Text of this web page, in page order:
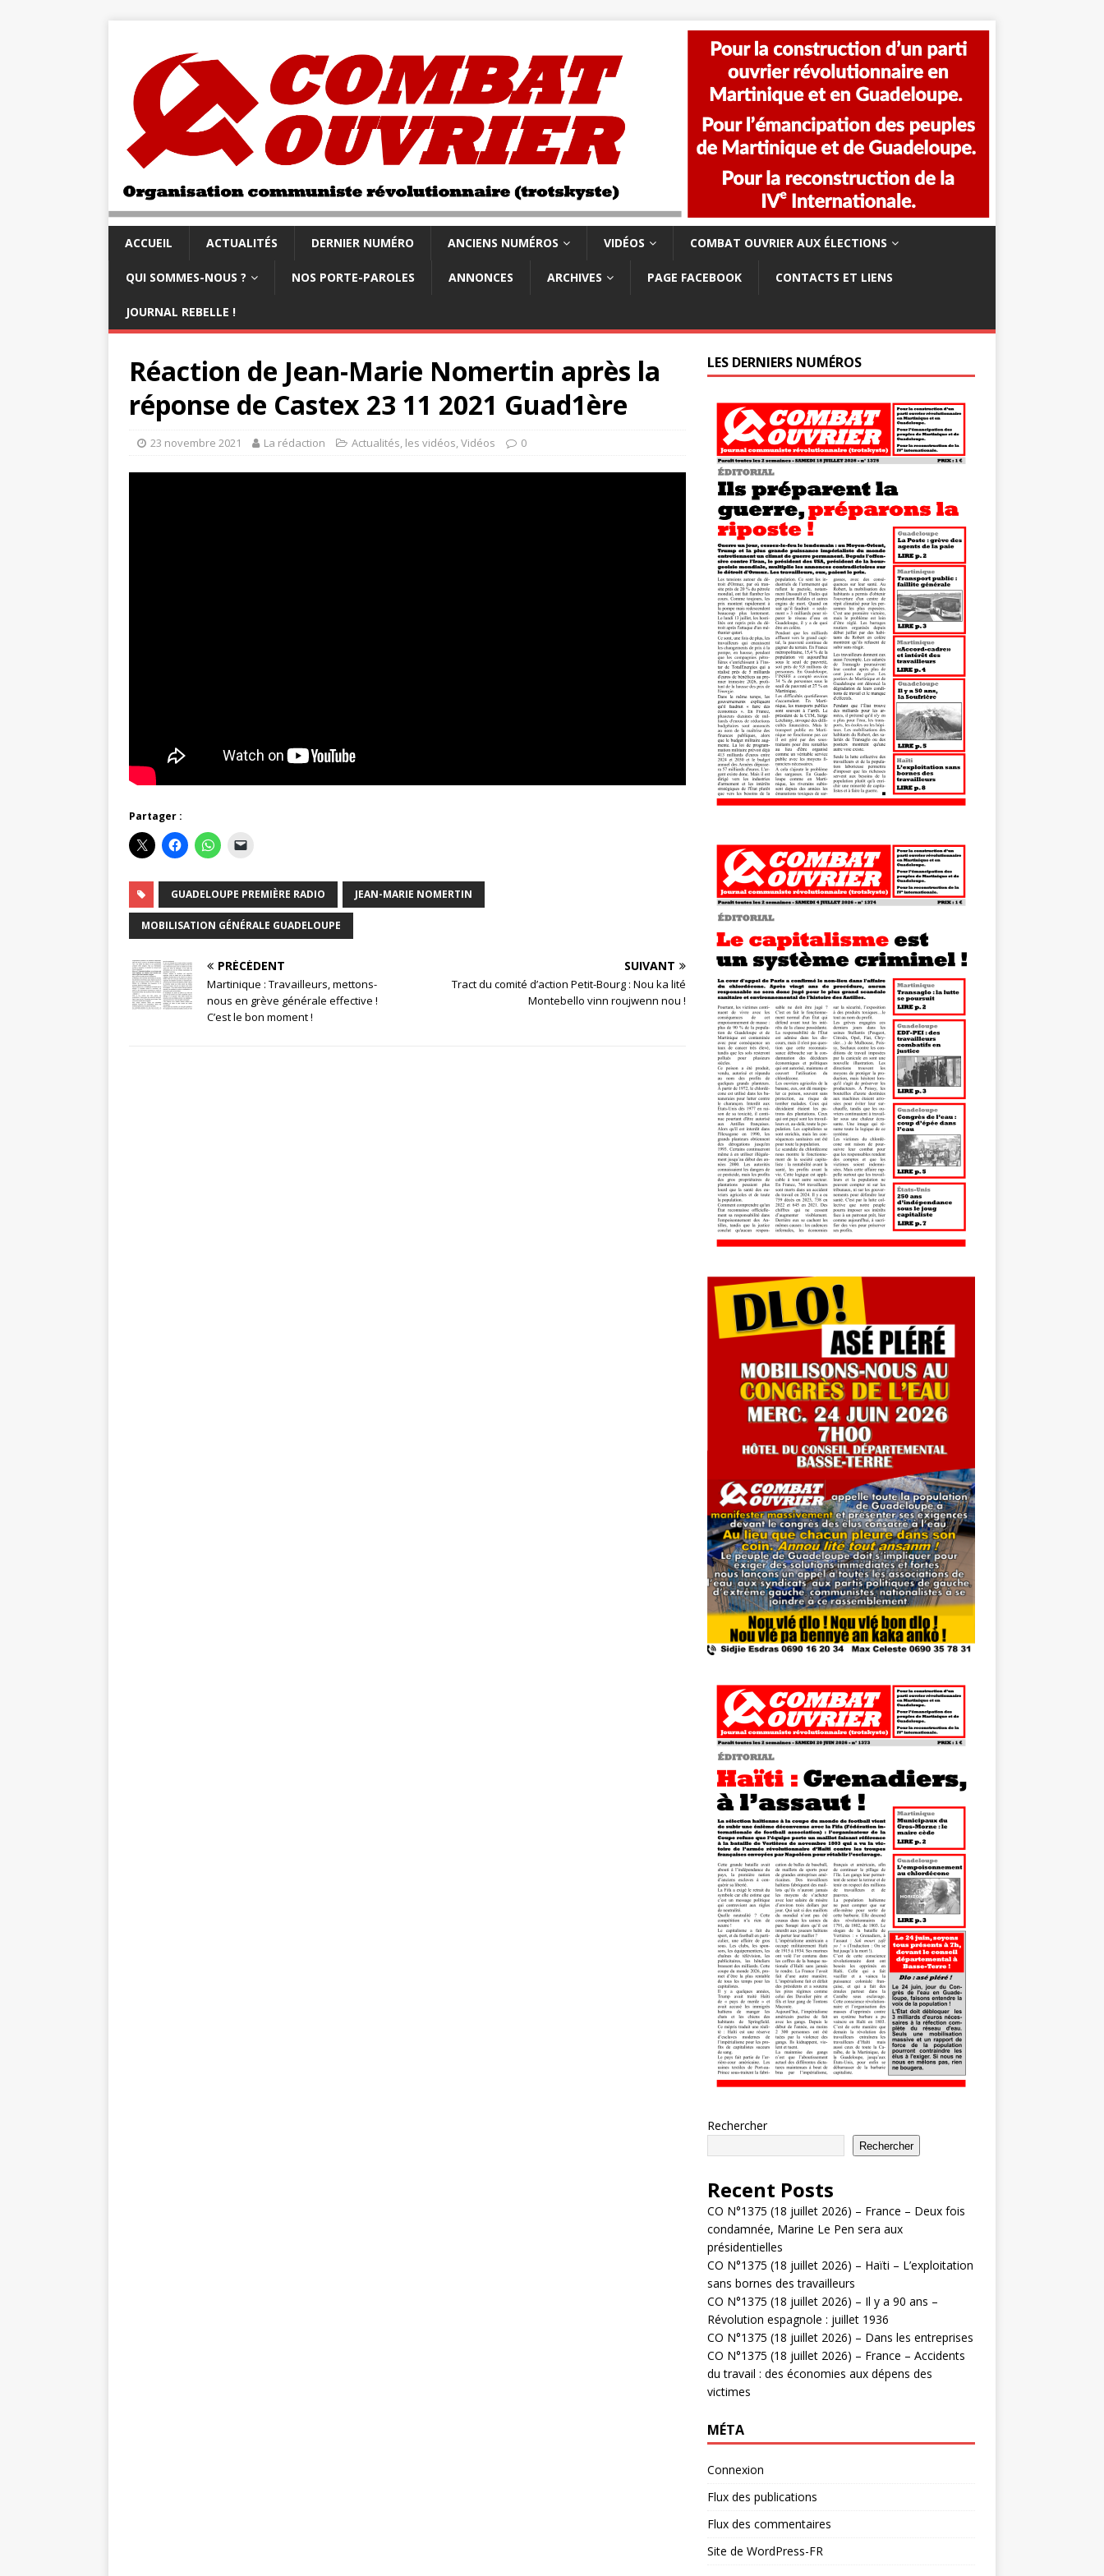
ACCUEIL ACTUALITÉS DERNIER NUMÉRO ANCIENS NUMÉROS VIDÉOS COMBAT OUVRIER AUX ÉLECTIONS
QUI SOMMES-NOUS ? NOS PORTE-PAROLES ANNONCES ARCHIVES PAGE FACEBOOK CONTACTS ET LIENS
JOURNAL REBELLE !
Réaction de Jean-Marie Nomertin après la
réponse de Castex 23 11 2021 Guad1ère
23 novembre 2021 La rédaction Actualités, les vidéos,Vidéos 0
Partager :
GUADELOUPE PREMIÈRE RADIO JEAN-MARIE NOMERTIN
MOBILISATION GÉNÉRALE GUADELOUPE
PRÉCÉDENT
Martinique : Travailleurs, mettons-
nous en grève générale effective !
C’est le bon moment !
SUIVANT
Tract du comité d’action Petit-Bourg : Nou ka lité
Montebello vinn roujwenn nou !
LES DERNIERS NUMÉROS
Rechercher
Rechercher
Recent Posts
CO N°1375 (18 juillet 2026) – France – Deux fois
condamnée, Marine Le Pen sera aux
présidentielles
CO N°1375 (18 juillet 2026) – Haïti – L’exploitation
sans bornes des travailleurs
CO N°1375 (18 juillet 2026) – Il y a 90 ans –
Révolution espagnole : juillet 1936
CO N°1375 (18 juillet 2026) – Dans les entreprises
CO N°1375 (18 juillet 2026) – France – Accidents
du travail : des économies aux dépens des
victimes
MÉTA
Connexion
Flux des publications
Flux des commentaires
Site de WordPress-FR